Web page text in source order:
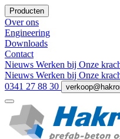
Producten
Over ons
Engineering
Downloads
Contact
Nieuws Werken bij Onze
Nieuws Werken bij Onze
0341 27 88 30